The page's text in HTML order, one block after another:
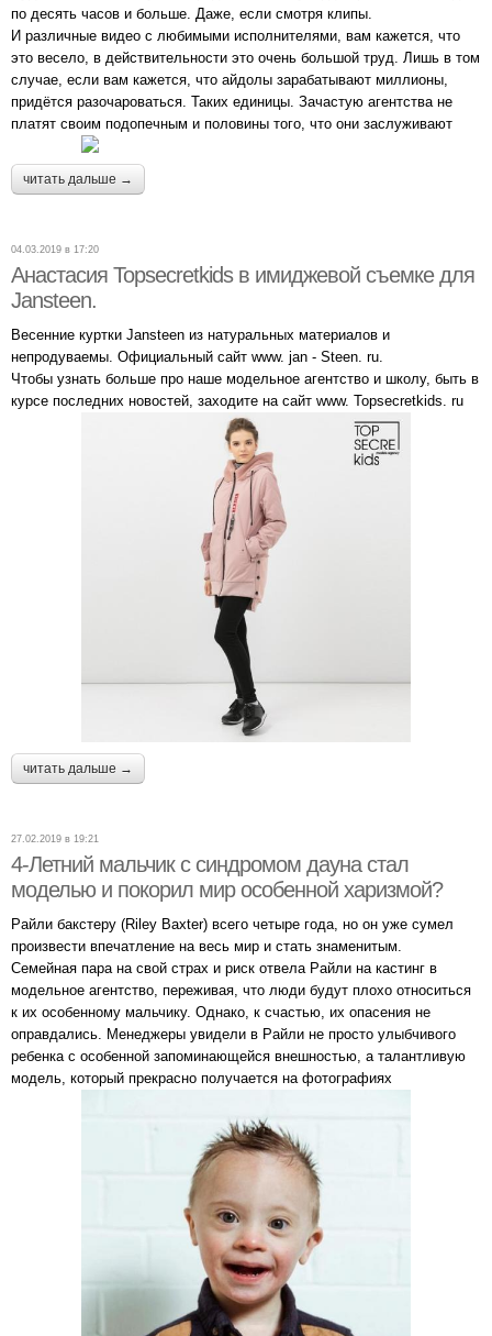
по десять часов и больше. Даже, если смотря клипы.
И различные видео с любимыми исполнителями, вам кажется, что
это весело, в действительности это очень большой труд. Лишь в том
случае, если вам кажется, что айдолы зарабатывают миллионы,
придётся разочароваться. Таких единицы. Зачастую агентства не
платят своим подопечным и половины того, что они заслуживают
читать дальше →
04.03.2019 в 17:20
Анастасия Topsecretkids в имиджевой съемке для
Jansteen.
Весенние куртки Jansteen из натуральных материалов и
непродуваемы. Официальный сайт www. jan - Steen. ru.
Чтобы узнать больше про наше модельное агентство и школу, быть в
курсе последних новостей, заходите на сайт www. Topsecretkids. ru
читать дальше →
27.02.2019 в 19:21
4-Летний мальчик с синдромом дауна стал
моделью и покорил мир особенной харизмой?
Райли бакстеру (Riley Baxter) всего четыре года, но он уже сумел
произвести впечатление на весь мир и стать знаменитым.
Семейная пара на свой страх и риск отвела Райли на кастинг в
модельное агентство, переживая, что люди будут плохо относиться
к их особенному мальчику. Однако, к счастью, их опасения не
оправдались. Менеджеры увидели в Райли не просто улыбчивого
ребенка с особенной запоминающейся внешностью, а талантливую
модель, который прекрасно получается на фотографиях